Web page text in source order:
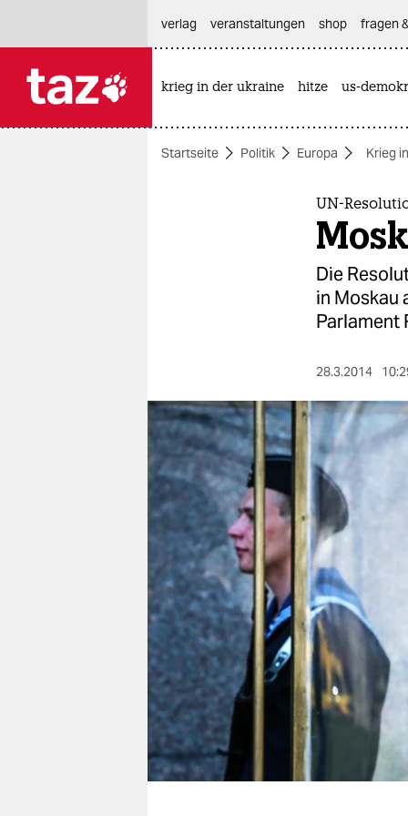
themen
berlin
nord
wahrheit
verlag
verlag
veranstaltungen
shop
fragen & hilfe
unterstützen
abo
genossenschaft
verlag
veranstaltungen shop fragen
krieg in der ukraine hitze us-
Startseite Politik Europa Krieg
UN-
Die
in Moskau
Parlament
28.3.2014